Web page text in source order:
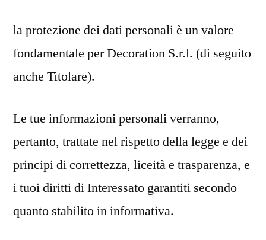
la protezione dei dati personali è un valore
fondamentale per Decoration S.r.l. (di seguito
anche Titolare).
Le tue informazioni personali verranno,
pertanto, trattate nel rispetto della legge e dei
principi di correttezza, liceità e trasparenza, e
i tuoi diritti di Interessato garantiti secondo
quanto stabilito in informativa.